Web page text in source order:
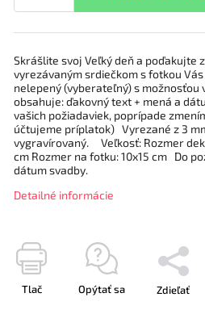
Skrášlite svoj Veľký deň a poďakujte
vyrezávaným srdiečkom s fotkou
nelepený (vyberateľný) s
obsahuje: ďakovný text + mená a
vašich požiadaviek, poprípade
účtujeme príplatok) Vyrezané z 3
vygravírovaný. Veľkosť: Rozmer
cm Rozmer na fotku: 10x15 cm Do
dátum svadby.
Detailné informácie
Tlač Opýtať sa Zdieľať